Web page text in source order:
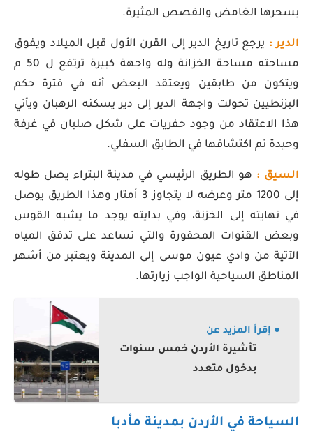
بسحرها الغامض والقصص المثيرة.
الدير : يرجع تاريخ الدير إلى القرن الأول قبل الميلاد ويفوق
مساحته مساحة الخزانة وله واجهة كبيرة ترتفع ل 50 م
ويتكون من طابقين ويعتقد البعض أنه في فترة حكم
البزنطيين تحولت واجهة الدير إلى دير يسكنه الرهبان ويأتي
هذا الاعتقاد من وجود حفريات على شكل صلبان في غرفة
وحيدة تم اكتشافها في الطابق السفلي.
السيق : هو الطريق الرئيسي في مدينة البتراء يصل طوله
إلى 1200 متر وعرضه لا يتجاوز 3 أمتار وهذا الطريق يوصل
في نهايته إلى الخزنة، وفي بدايته يوجد ما يشبه القوس
وبعض القنوات المحفورة والتي تساعد على تدفق المياه
الآتية من وادي عيون موسى إلى المدينة ويعتبر من أشهر
المناطق السياحية الواجب زيارتها.
● إقرأ المزيد عن
تأشيرة الأردن خمس سنوات
بدخول متعدد
السياحة في الأردن بمدينة مأدبا